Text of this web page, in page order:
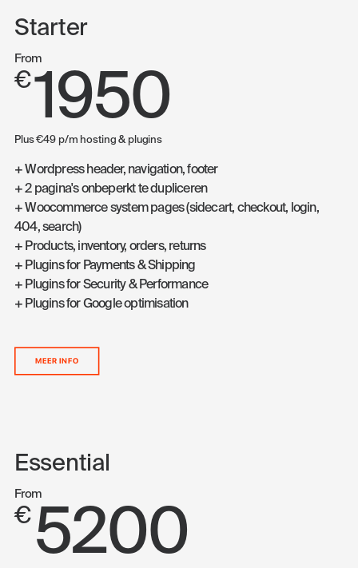
Starter
From
€1950
Plus €49 p/m hosting & plugins
+ Wordpress header, navigation, footer
+ 2 pagina's onbeperkt te dupliceren
+ Woocommerce system pages (sidecart, checkout, login,
404, search)
+ Products, inventory, orders, returns
+ Plugins for Payments & Shipping
+ Plugins for Security & Performance
+ Plugins for Google optimisation
MEER INFO
Essential
From
€ 5200